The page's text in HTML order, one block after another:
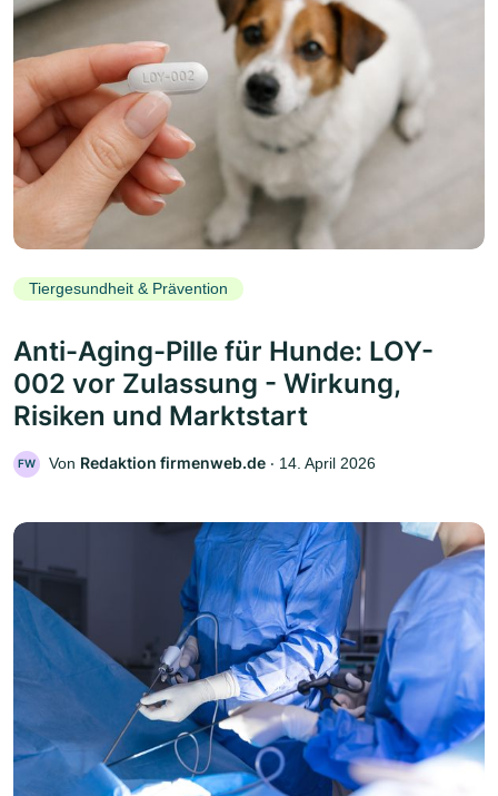
Tiergesundheit & Prävention
Anti-Aging-Pille für Hunde: LOY-
002 vor Zulassung - Wirkung,
Risiken und Marktstart
FW Von Redaktion firmenweb.de ‧ 14. April 2026